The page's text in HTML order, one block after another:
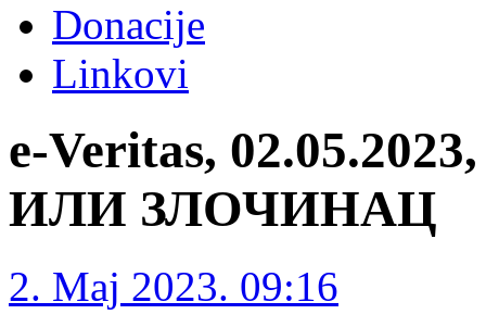
Donacije
Linkovi
e-Veritas,
ИЛИ ЗЛОЧИНАЦ
2. Maj 2023. 09:16